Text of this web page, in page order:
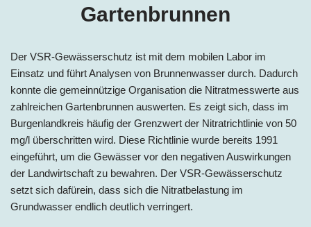
Gartenbrunnen
Der VSR-Gewässerschutz ist mit dem mobilen Labor im
Einsatz und führt Analysen von Brunnenwasser durch. Dadurch
konnte die gemeinnützige Organisation die Nitratmesswerte aus
zahlreichen Gartenbrunnen auswerten. Es zeigt sich, dass im
Burgenlandkreis häufig der Grenzwert der Nitratrichtlinie von 50
mg/l überschritten wird. Diese Richtlinie wurde bereits 1991
eingeführt, um die Gewässer vor den negativen Auswirkungen
der Landwirtschaft zu bewahren. Der VSR-Gewässerschutz
setzt sich dafürein, dass sich die Nitratbelastung im
Grundwasser endlich deutlich verringert.